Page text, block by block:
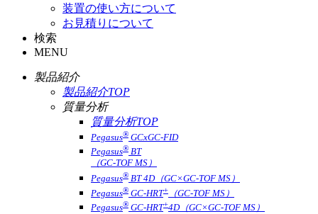
装置の使い方について
お見積りについて
検索
MENU
製品紹介
製品紹介TOP
質量分析
質量分析TOP
Pegasus® GCxGC-FID
Pegasus® BT
（GC-TOF MS）
Pegasus® BT 4D（GC×GC-TOF MS）
Pegasus® GC-HRT+
（GC-TOF MS）
Pegasus® GC-HRT+4D（GC×GC-TOF MS）